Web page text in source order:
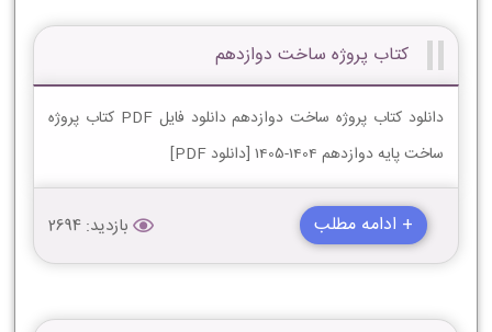
کتاب پروژه ساخت دوازدهم
دانلود کتاب پروژه ساخت دوازدهم دانلود فایل PDF کتاب پروژه
ساخت پایه دوازدهم 1404-1405 [دانلود PDF]
+ ادامه مطلب بازدید: 2694